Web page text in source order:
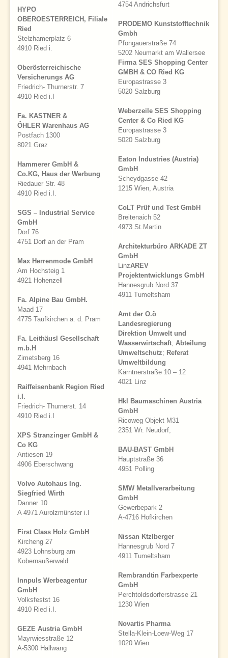
HYPO
OBEROESTERREICH, Filiale
Ried
Stelzhamerplatz 6
4910 Ried i.
Oberösterreichische
Versicherungs AG
Friedrich- Thurnerstr. 7
4910 Ried i.I
Fa. KASTNER &
ÖHLER Warenhaus AG
Postfach 1300
8021 Graz
Hammerer GmbH &
Co.KG, Haus der Werbung
Riedauer Str. 48
4910 Ried i.I.
SGS – Industrial Service
GmbH
Dorf 76
4751 Dorf an der Pram
Max Herrenmode GmbH
Am Hochsteig 1
4921 Hohenzell
Fa. Alpine Bau GmbH.
Maad 17
4775 Taufkirchen a. d. Pram
Fa. Leithäusl Gesellschaft
m.b.H
Zimetsberg 16
4941 Mehrnbach
Raiffeisenbank Region Ried
i.I.
Friedrich- Thurnerst. 14
4910 Ried i.I
XPS Stranzinger GmbH &
Co KG
Antiesen 19
4906 Eberschwang
Volvo Autohaus Ing.
Siegfried Wirth
Danner 10
A 4971 Aurolzmünster i.I
First Class Holz GmbH
Kircheng 27
4923 Lohnsburg am
Kobernaußerwald
Innpuls Werbeagentur
GmbH
Volksfestst 16
4910 Ried i.I.
GEZE Austria GmbH
Mayrwiesstraße 12
A-5300 Hallwang
4754 Andrichsfurt
PRODEMO Kunststofftechnik
Gmbh
Pfongauerstraße 74
5202 Neumarkt am Wallersee
Firma SES Shopping Center
GMBH & CO Ried KG
Europastrasse 3
5020 Salzburg
Weberzeile SES Shopping
Center & Co Ried KG
Europastrasse 3
5020 Salzburg
Eaton Industries (Austria)
GmbH
Scheydgasse 42
1215 Wien, Austria
CoLT Prüf und Test GmbH
Breitenaich 52
4973 St.Martin
Architekturbüro ARKADE ZT
GmbH
LinzAREV
Projektentwicklungs GmbH
Hannesgrub Nord 37
4911 Tumeltsham
Amt der O.ö
Landesregierung
Direktion Umwelt und
Wasserwirtschaft; Abteilung
Umweltschutz; Referat
Umweltbildung
Kärntnerstraße 10 – 12
4021 Linz
Hkl Baumaschinen Austria
GmbH
Ricoweg Objekt M31
2351 Wr. Neudorf,
BAU-BAST GmbH
Hauptstraße 36
4951 Polling
SMW Metallverarbeitung
GmbH
Gewerbepark 2
A-4716 Hofkirchen
Nissan Ktzlberger
Hannesgrub Nord 7
4911 Tumeltsham
Rembrandtin Farbexperte
GmbH
Perchtoldsdorferstrasse 21
1230 Wien
Novartis Pharma
Stella-Klein-Loew-Weg 17
1020 Wien